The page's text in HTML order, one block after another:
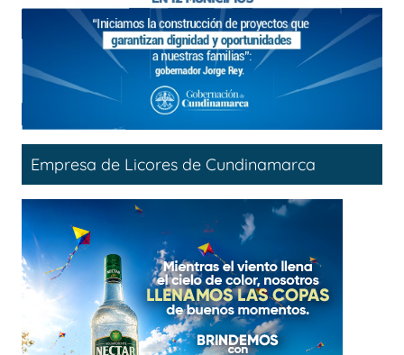
Empresa de Licores de Cundinamarca